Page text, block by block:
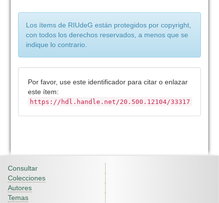
Los ítems de RIUdeG están protegidos por copyright,
con todos los derechos reservados, a menos que se
indique lo contrario.
Por favor, use este identificador para citar o enlazar
este ítem:
https://hdl.handle.net/20.500.12104/33317
Consultar
Colecciones
Autores
Temas